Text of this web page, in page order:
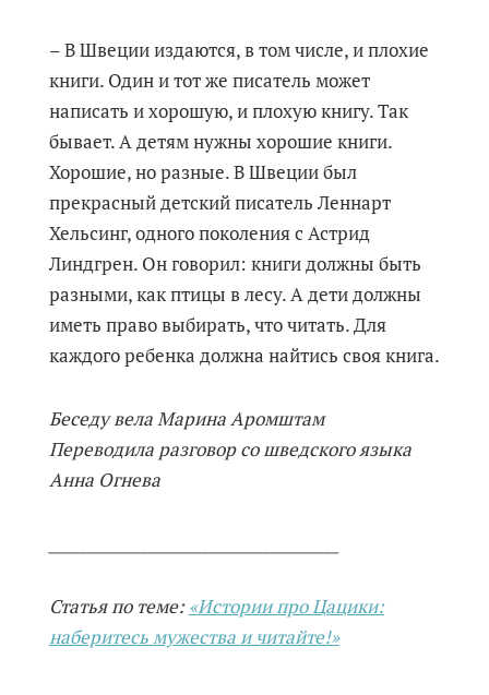
– В Швеции издаются, в том числе, и плохие
книги. Один и тот же писатель может
написать и хорошую, и плохую книгу. Так
бывает. А детям нужны хорошие книги.
Хорошие, но разные. В Швеции был
прекрасный детский писатель Леннарт
Хельсинг, одного поколения с Астрид
Линдгрен. Он говорил: книги должны быть
разными, как птицы в лесу. А дети должны
иметь право выбирать, что читать. Для
каждого ребенка должна найтись своя книга.
Беседу вела Марина Аромштам
Переводила разговор со шведского языка
Анна Огнева
Статья по теме:«Истории про Цацики:
наберитесь мужества и читайте!»